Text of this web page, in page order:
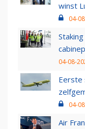
winst
04-
04-08-
Eerste
04-
Air